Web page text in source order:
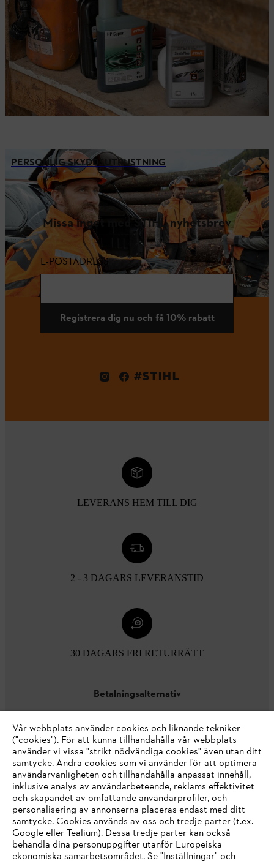
PERSONLIG SKYDDSUTRUSTNING
Missa inget med STIHL nyhetsbrev
E-POSTADRESS
Registrera dig nu och få 10% rabatt
#STIHL
LEVERANS HEM TILL DIG
2 - 3 DAGARS LEVERANSTID
30 DAGARS FRI RETURRÄTT
Betalningsalternativ
Företaget
STIHL FAQ
Vår webbplats använder cookies och liknande tekniker
("cookies"). För att kunna tillhandahålla vår webbplats
använder vi vissa "strikt nödvändiga cookies" även utan ditt
samtycke. Andra cookies som vi använder för att optimera
användarvänligheten och tillhandahålla anpassat innehåll,
inklusive analys av användarbeteende, reklams effektivitet
och skapandet av omfattande användarprofiler, och
personalisering av annonserna placeras endast med ditt
samtycke. Cookies används av oss och tredje parter (t.ex.
Google eller Tealium). Dessa tredje parter kan också
behandla dina personuppgifter utanför Europeiska
ekonomiska samarbetsområdet. Se "Inställningar" och